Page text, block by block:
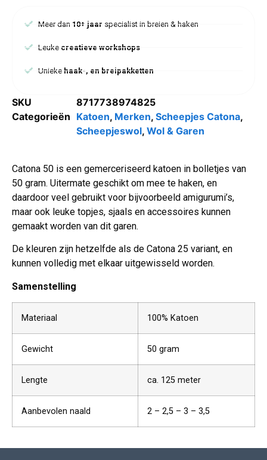
Meer dan 10+ jaar specialist in breien & haken
Leuke creatieve workshops
Uniekehaak-, en breipakketten
SKU
8717738974825
Categorieën Katoen, Merken, Scheepjes Catona,
Scheepjeswol, Wol & Garen
Catona 50 is een gemerceriseerd katoen in bolletjes van
50 gram. Uitermate geschikt om mee te haken, en
daardoor veel gebruikt voor bijvoorbeeld amigurumi’s,
maar ook leuke topjes, sjaals en accessoires kunnen
gemaakt worden van dit garen.
De kleuren zijn hetzelfde als de Catona 25 variant, en
kunnen volledig met elkaar uitgewisseld worden.
Samenstelling
Materiaal 100% Katoen
Gewicht 50 gram
Lengte ca. 125 meter
Aanbevolen naald 2 – 2,5 – 3 – 3,5